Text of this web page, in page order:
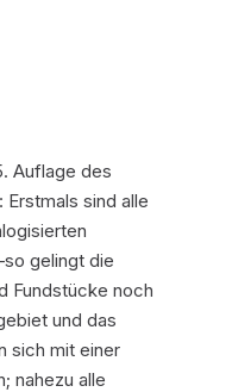
Auflage des
sind alle
gelingt die
Fundstücke noch
und das
sich mit einer
nahezu alle